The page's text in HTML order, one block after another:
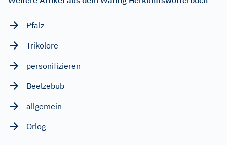
Pfalz
Trikolore
personifizieren
Beelzebub
allgemein
Orlog